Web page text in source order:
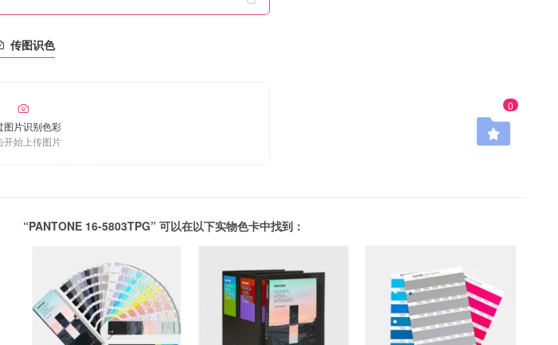
0
传图识色
图片识别色彩
开始上传图片
“PANTONE 16-5803TPG” 可以在以下实物色卡中找到：